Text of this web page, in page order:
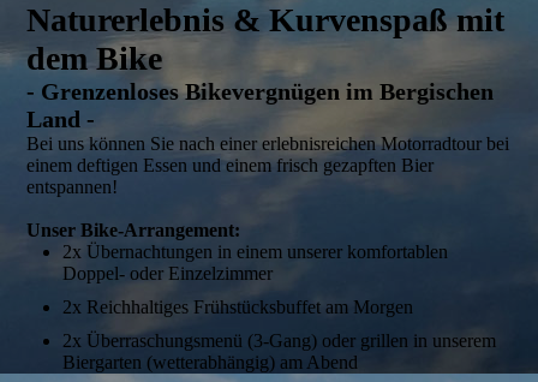
Naturerlebnis & Kurvenspaß mit
dem Bike
- Grenzenloses Bikevergnügen im Bergischen
Land -
Bei uns können Sie nach einer erlebnisreichen Motorradtour bei
einem deftigen Essen und einem frisch gezapften Bier
entspannen!
Unser Bike-Arrangement:
2x Übernachtungen in einem unserer komfortablen
Doppel- oder Einzelzimmer
2x Reichhaltiges Frühstücksbuffet am Morgen
2x Überraschungsmenü (3-Gang) oder grillen in unserem
Biergarten (wetterabhängig) am Abend